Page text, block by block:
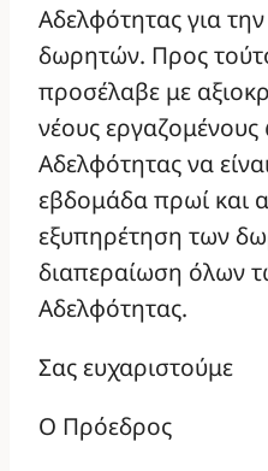
Αδελφότητας για
δωρητών. Προς
προσέλαβε με
νέους
Αδελφότητας να
εβδομάδα πρωί και
εξυπηρέτηση των
διαπεραίωση όλων
Αδελφότητας.
Σας ευχαριστούμε
Ο Πρόεδρος